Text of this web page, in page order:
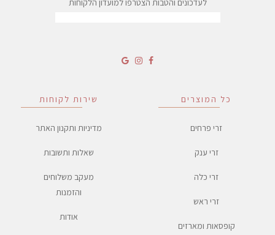
כל המוצרים
זרי פרחים
זרי ענק
זרי כלה
זרי ראש
קופסאות ומארזים
שירות לקוחות
מדיניות ותקנון האתר
שאלות ותשובות
מעקב משלוחים
והזמנות
אודות
לעדכונים והטבות הצטרפו למועדון הלקוחות